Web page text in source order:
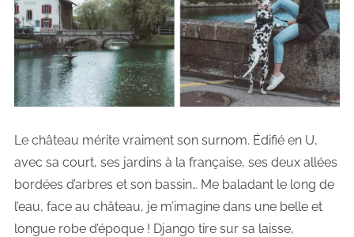
Le château mérite vraiment son surnom. Édifié en U,
avec sa court, ses jardins à la française, ses deux allées
bordées d’arbres et son bassin… Me baladant le long de
l’eau, face au château, je m’imagine dans une belle et
longue robe d’époque ! Django tire sur sa laisse,